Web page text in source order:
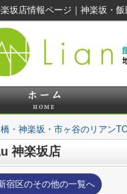
坂店情報ページ｜神楽坂・
・神楽坂・市ヶ谷のリアン
神楽坂店
宿区のその他の一覧へ